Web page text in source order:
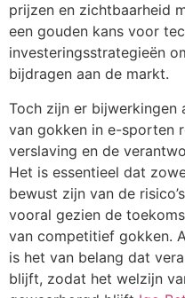
prijzen en zichtbaarheid
een gouden kans voor
investeringsstrategieën
bijdragen aan de markt.
Toch zijn er bijwerkingen
van gokken in e-sporten
verslaving en de
Het is essentieel dat
bewust zijn van de
vooral gezien de
van competitief gokken.
is het van belang dat
blijft, zodat het welzijn